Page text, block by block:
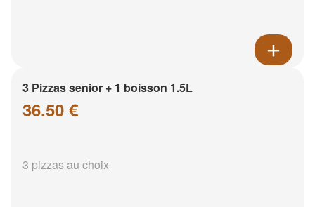
3 Pizzas senior + 1 boisson 1.5L
36.50 €
3 pizzas au choix